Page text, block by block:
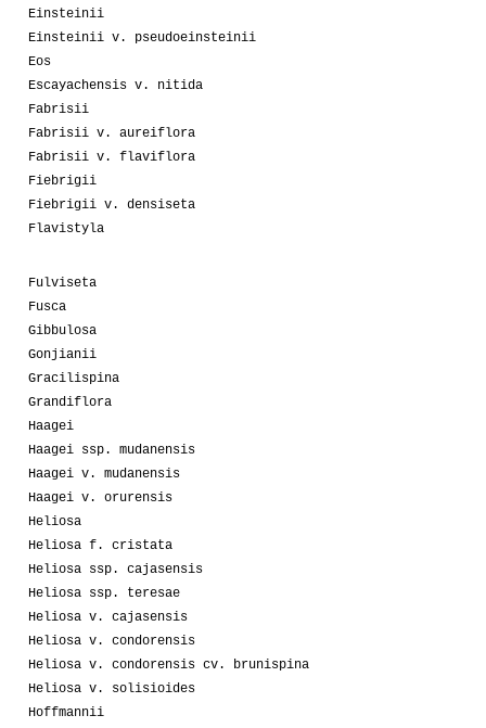
Einsteinii
Einsteinii v. pseudoeinsteinii
Eos
Escayachensis v. nitida
Fabrisii
Fabrisii v. aureiflora
Fabrisii v. flaviflora
Fiebrigii
Fiebrigii v. densiseta
Flavistyla
Fulviseta
Fusca
Gibbulosa
Gonjianii
Gracilispina
Grandiflora
Haagei
Haagei ssp. mudanensis
Haagei v. mudanensis
Haagei v. orurensis
Heliosa
Heliosa f. cristata
Heliosa ssp. cajasensis
Heliosa ssp. teresae
Heliosa v. cajasensis
Heliosa v. condorensis
Heliosa v. condorensis cv. brunispina
Heliosa v. solisioides
Hoffmannii